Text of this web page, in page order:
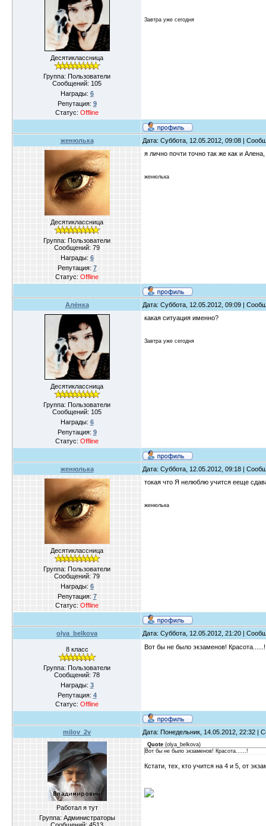
Десятиклассница
Группа: Пользователи
Сообщений: 105
Награды: 6
Репутация: 9
Статус: Offline
Завтра уже сегодня
женюлька Дата: Суббота, 12.05.2012, 09:08 |
Десятиклассница
Группа: Пользователи
Сообщений: 79
Награды: 6
Репутация: 7
Статус: Offline
я лично почти точно так же как и
женюлька
Алёнка Дата: Суббота, 12.05.2012, 09:09 |
Десятиклассница
Группа: Пользователи
Сообщений: 105
Награды: 6
Репутация: 9
Статус: Offline
какая ситуация именно?
Завтра уже сегодня
женюлька Дата: Суббота, 12.05.2012, 09:18 |
Десятиклассница
Группа: Пользователи
Сообщений: 79
Награды: 6
Репутация: 7
Статус: Offline
токая что Я нелюблю учится ееще
женюлька
olya_belkova Дата: Суббота, 12.05.2012, 21:20 |
8 класс
Группа: Пользователи
Сообщений: 78
Награды: 3
Репутация: 4
Статус: Offline
Вот бы не было экзаменов!
milov_2v Дата: Понедельник, 14.05.2012, 22:32 |
Работал я тут
Группа: Администраторы
Quote (olya_belkova)
Вот бы не было экзаменов! Красота......!
Кстати, тех, кто учится на 4 и 5, от